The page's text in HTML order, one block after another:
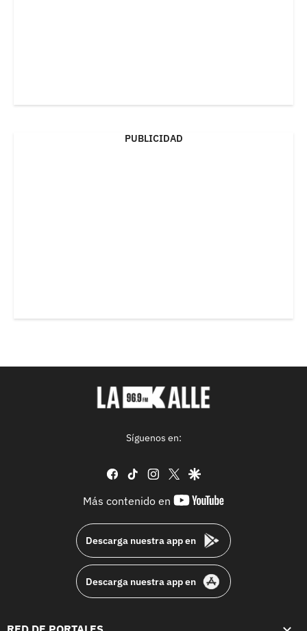
PUBLICIDAD
Síguenos en:
facebook
tiktok instagram
twittergoogle
Más contenido en
youtube-
Descarga nuestra app en
Descarga nuestra app en